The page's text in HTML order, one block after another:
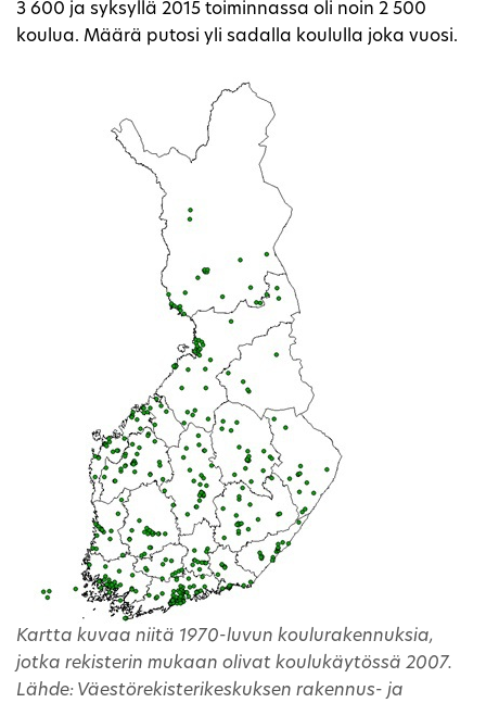
3 600 ja syksyllä 2015 toiminnassa oli noin 2 500
koulua. Määrä putosi yli sadalla koululla joka vuosi.
Kartta kuvaa niitä 1970-luvun koulurakennuksia,
jotka rekisterin mukaan olivat koulukäytössä 2007.
Lähde: Väestörekisterikeskuksen rakennus- ja